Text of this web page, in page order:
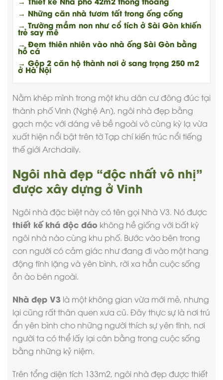
→ Những căn nhà tươm tất trong ống cống
→ Trường mầm non như cổ tích ở Sài Gòn khiến
trẻ say mê
→ Đem thiên nhiên vào nhà ống Sài Gòn bằng
hồ cá
→ Gộp 2 căn hộ thành nơi ở sang trọng 250 m2
ở Hà Nội
Nằm khép mình trong một khu dân cư đông đúc tại
thành phố Vinh (Nghệ An), ngôi nhà đẹp bằng
gạch mộc với dáng vẻ bề ngoài vô cùng kỳ lạ vừa
xuất hiện nổi bật trên tờ Tạp chí kiến trúc nổi tiếng
thế giới Archdaily.
Ngôi nhà đẹp “độc nhất vô nhị”
được xây dựng ở Vinh
Ngôi nhà đặc biệt này có tên gọi Nhà V3. Nó được
thiết kế khá độc đáo không hề giống với bất kỳ
ngôi nhà nào cùng khu phố. Bước vào bên trong
con người có cảm giác như đang đi vào một hang
động tĩnh lặng và yên bình, rời xa hẳn cuộc sống
ồn ào bên ngoài.
Nhà đẹp V3 là một không gian vừa mới mẻ, nhưng
lại cũng rất thân quen xưa cũ. Đây thực sự là nơi trú
ẩn yên bình cho những người thích sự yên tĩnh, nơi
người ta có thể lấy lại cân bằng trong cuộc sống
bằng những kỷ niệm.
Trên tổng diện tích 133m2, ngôi nhà đẹp được thiết